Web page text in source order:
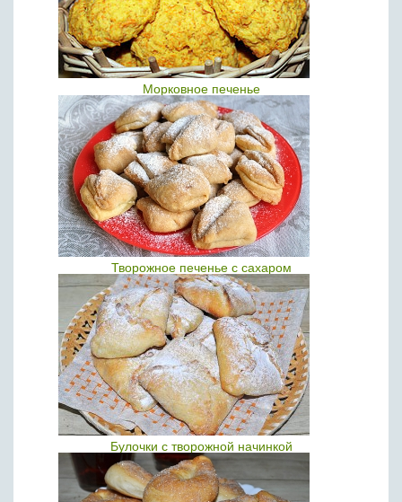
Морковное печенье
Творожное печенье с сахаром
Булочки с творожной начинкой